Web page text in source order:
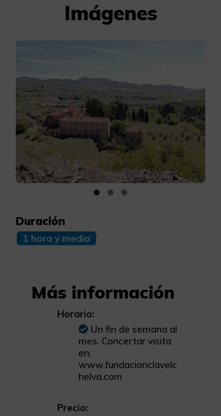
Imágenes
Duración
1 hora y media
Más información
Horario:
Un fin de semana al
mes. Concertar visita
en:
www.fundacionclavelc
helva.com
Precio: